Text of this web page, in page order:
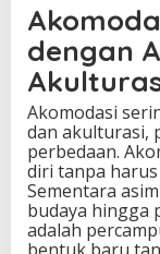
dengan
Akomodasi
dan akulturasi,
perbedaan.
diri tanpa
Sementara
budaya hingga
adalah